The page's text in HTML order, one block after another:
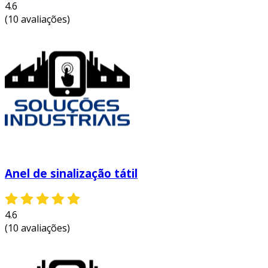
está o corrimão, os anéis ajudam a
prevenir quedas e acidentes.
facilitação da navegação:
táteis orientam as pessoas a se moverem
com mais facilidade em ambientes
desconhecidos, proporcionando uma
sensação de autonomia.
estímulo à inclusão:com a
promovendo a igualdade de
oportunidades para todos.
adaptabilidade:
de corrimão e têm design que se adapta
4.6
(10 avaliações)
Anel de sinalização tátil
4.6
(10 avaliações)